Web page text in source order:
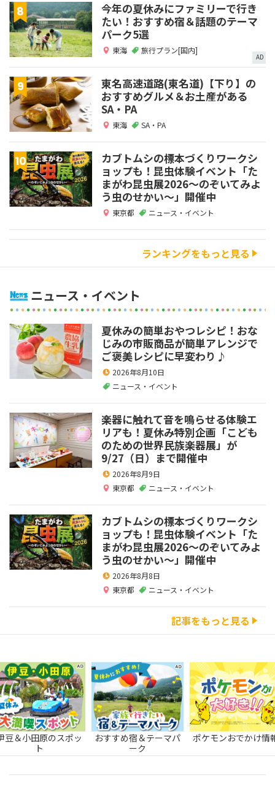
今年の夏休みにファミリーで行き
たい！おすすめ宿＆話題のテーマ
パーク5選
東海 旅行プラン[国内]
AD
東名高速道路(東名道)【下り】の
おすすめグルメ＆お土産がある
SA・PA
東海 SA・PA
カブトムシの標本づくりワークシ
ョップも！昆虫体験イベント「た
まがわ昆虫展2026～のぞいてみよ
う虫のせかい～」開催中
東京都 ニュース・イベント
ランキングをもっと見る
ニュース・イベント
夏休みの簡単おやつレシピ！おな
じみの市販商品が簡単アレンジで
ご褒美レシピに早変わり♪
2026年8月10日
ニュース・イベント
楽器に触れて音を鳴らせる体験エ
リアも！夏休み特別企画「こども
のための世界民族楽器展」が
9/27（日）まで開催中
2026年8月9日
東京都
ニュース・イベント
カブトムシの標本づくりワークシ
ョップも！昆虫体験イベント「た
まがわ昆虫展2026～のぞいてみよ
う虫のせかい～」開催中
2026年8月8日
東京都
ニュース・イベント
記事をもっと見る
豆＆小田原のスポッ
ト
おすすめ宿＆テーマパ
ーク
ポケモンおでかけ情